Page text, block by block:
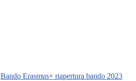
Bando Erasmus+ riapertura bando 2023